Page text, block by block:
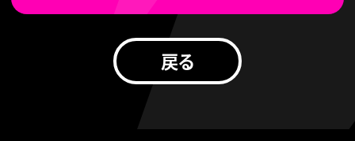
戻る